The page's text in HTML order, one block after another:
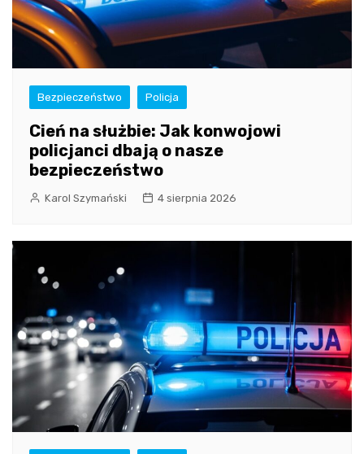
Bezpieczeństwo Policja
Cień na służbie: Jak konwojowi
policjanci dbają o nasze
bezpieczeństwo
Karol Szymański 4 sierpnia 2026